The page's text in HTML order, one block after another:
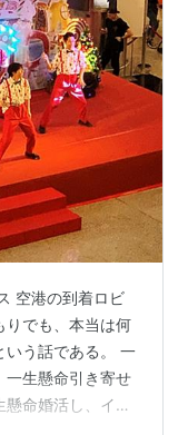
空港の到着ロビ
りでも、本当は何
いう話である。 一
一生懸命引き寄せ
命婚活し、イケ